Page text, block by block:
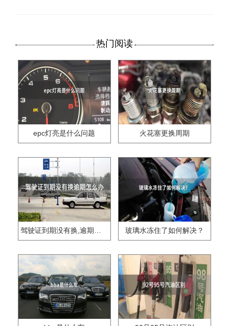
热门阅读
epc灯亮是什么问题 火花塞更换周期
驾驶证到期没有换,逾期怎么办?? 玻璃水冻住了如何解决？